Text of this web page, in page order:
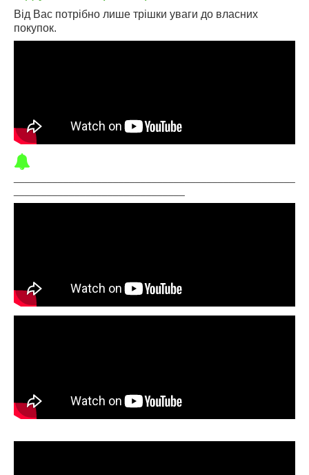
Від Вас потрібно лише трішки уваги до власних
покупок.